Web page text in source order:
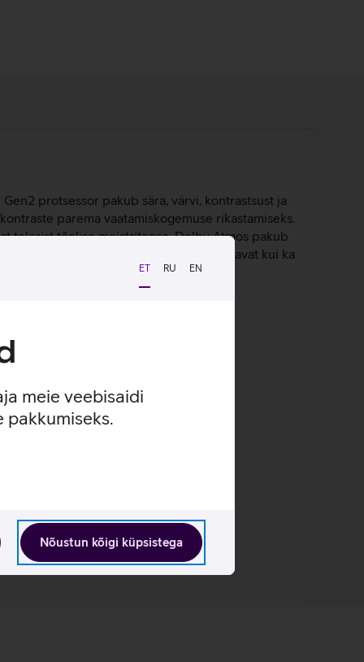
ET RU EN
meie veebisaidi
pakkumiseks.
Nõustun kõigi küpsistega
protsessor pakub sära, värvi, kontrastsust ja
parema vaatamiskogemuse rikastamiseks.
telerist tõelise meistriteose. Dolby Atmos pakub
vaadata nii televisioonis edastatavat kui ka
pildita mängimist.
ekraani ulatuses.